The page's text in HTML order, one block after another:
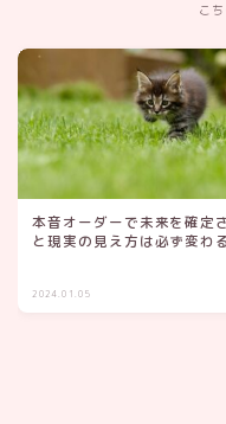
こ
本音オーダーで未来を確定
と現実の見え方は必ず変わる
2024.01.05